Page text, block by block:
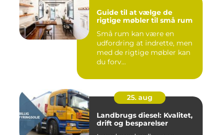
Guide til at vælge de
rigtige møbler til små rum
Små rum kan være en
udfordring at indrette, men
med de rigtige møbler kan
du forv...
25. aug
Landbrugs diesel: Kvalitet,
drift og besparelser